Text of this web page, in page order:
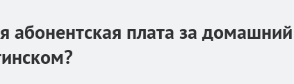
абонентская плата за